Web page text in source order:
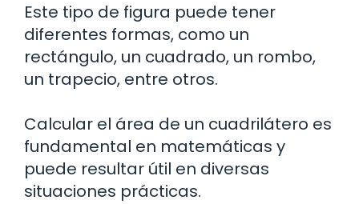
Este tipo de figura puede tener
diferentes formas, como un
rectángulo, un cuadrado, un rombo,
un trapecio, entre otros.
Calcular el área de un cuadrilátero es
fundamental en matemáticas y
puede resultar útil en diversas
situaciones prácticas.